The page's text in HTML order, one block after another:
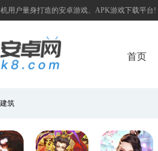
用户量身打造的安卓游戏、APK游戏下载平台!
首页
建筑